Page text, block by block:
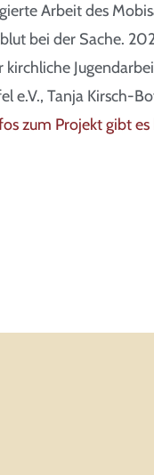
Arbeit des
bei der Sache.
kirchliche
e.V., Tanja Kirsch-
zum Projekt gibt es